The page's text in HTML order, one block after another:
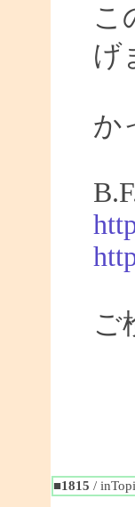
こ
げ
か
ご
■1815 /